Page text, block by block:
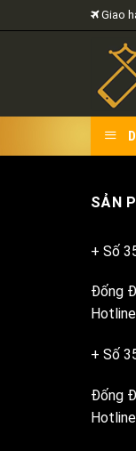
to
Giao
SẢN
+ Số
Đống
+ Số
Đống